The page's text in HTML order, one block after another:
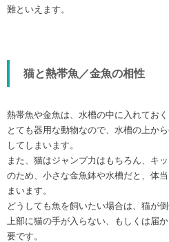
難といえます。
猫と熱帯魚／金魚の相性
熱帯魚や金魚は、水槽の中に入れてお
とても器用な動物なので、水槽の上か
してしまいます。
また、猫はジャンプ力はもちろん、キ
のため、小さな金魚鉢や水槽だと、体
まいます。
どうしても魚を飼いたい場合は、猫が
上部に猫の手が入らない、もしくは届
要です。